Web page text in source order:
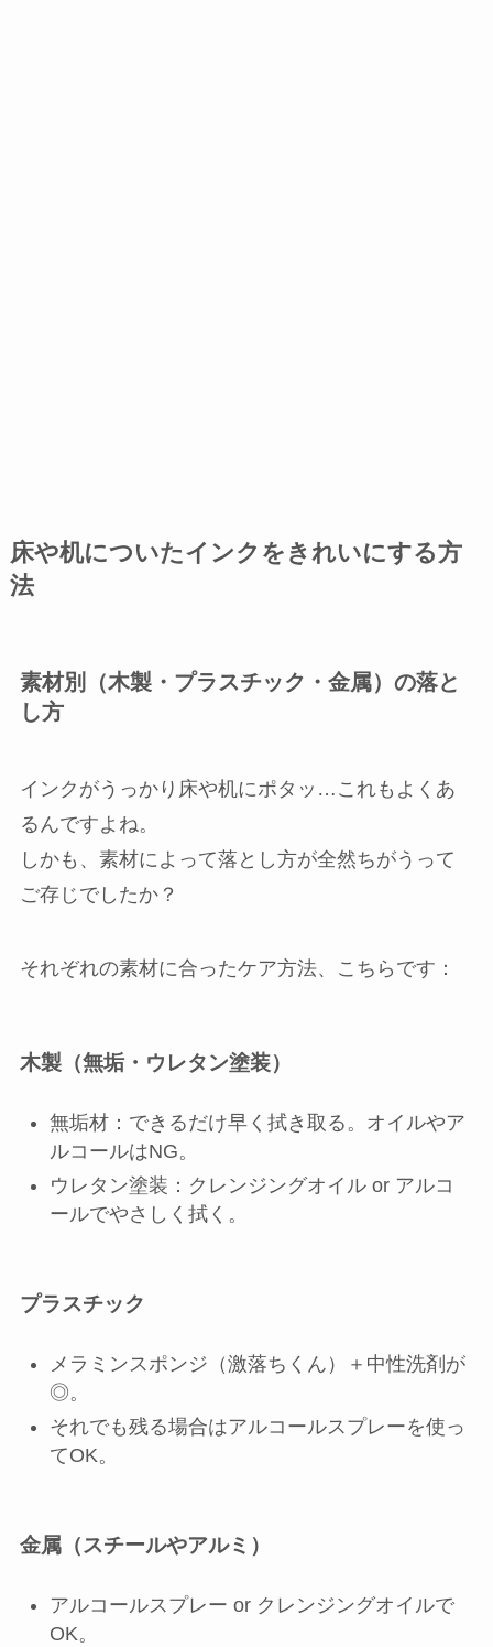
床や机についたインクをきれいにする方
法
素材別（木製・プラスチック・金属）の落と
し方
インクがうっかり床や机にポタッ…これもよくあ
るんですよね。
しかも、素材によって落とし方が全然ちがうって
ご存じでしたか？
それぞれの素材に合ったケア方法、こちらです：
木製（無垢・ウレタン塗装）
無垢材：できるだけ早く拭き取る。オイルやア
ルコールはNG。
ウレタン塗装：クレンジングオイル or アルコ
ールでやさしく拭く。
プラスチック
メラミンスポンジ（激落ちくん）＋中性洗剤が
◎。
それでも残る場合はアルコールスプレーを使っ
てOK。
金属（スチールやアルミ）
アルコールスプレー or クレンジングオイルで
OK。